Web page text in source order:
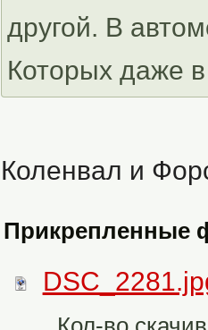
другой. В
Которых даже
Коленвал и
Прикрепленные